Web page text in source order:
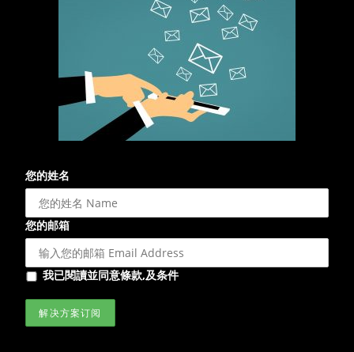
您的姓名
您的邮箱
我已閱讀並同意條款,及条件